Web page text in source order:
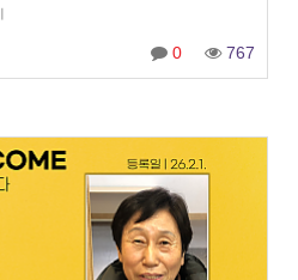
0 767